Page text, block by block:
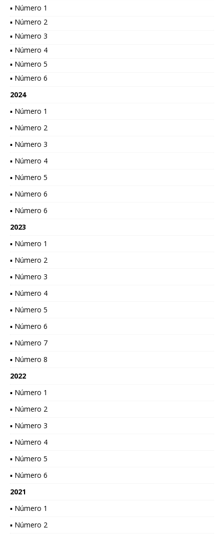
▪ Número 1
▪ Número 2
▪ Número 3
▪ Número 4
▪ Número 5
▪ Número 6
2024
▪ Número 1
▪ Número 2
▪ Número 3
▪ Número 4
▪ Número 5
▪ Número 6
▪ Número 6
2023
▪ Número 1
▪ Número 2
▪ Número 3
▪ Número 4
▪ Número 5
▪ Número 6
▪ Número 7
▪ Número 8
2022
▪ Número 1
▪ Número 2
▪ Número 3
▪ Número 4
▪ Número 5
▪ Número 6
2021
▪ Número 1
▪ Número 2